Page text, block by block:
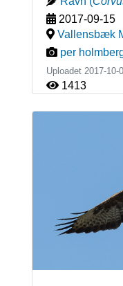
2017-09-15
Vallensbæk
per
Uploadet 2017-10-
1413